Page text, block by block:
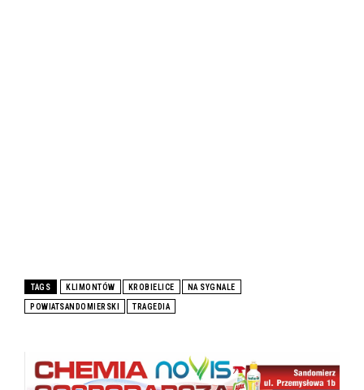
TAGS KLIMONTÓW KROBIELICE NA SYGNALE
POWIATSANDOMIERSKI TRAGEDIA